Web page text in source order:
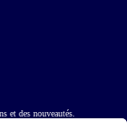
et des nouveautés.